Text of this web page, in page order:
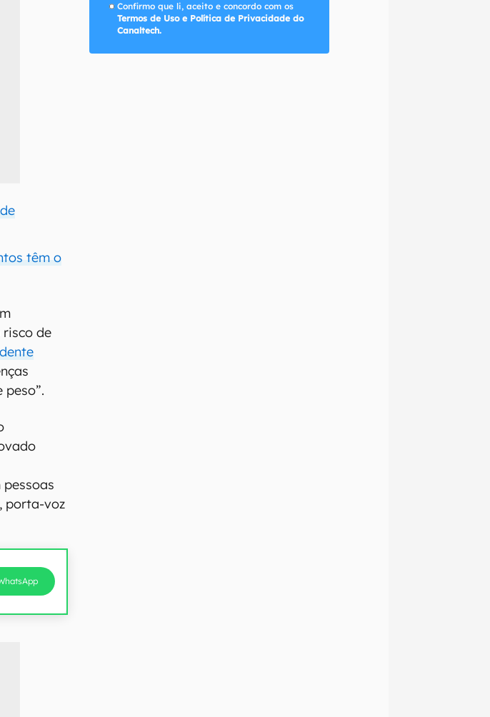
têm o
risco de
porta-voz
Confirmo que li, aceito e concordo com os
Termos de Uso e Política de Privacidade do
Canaltech.